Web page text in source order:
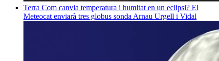
Terra Com canvia temperatura i humitat en un eclipsi? El
Meteocat enviarà tres globus sonda Arnau Urgell i Vidal